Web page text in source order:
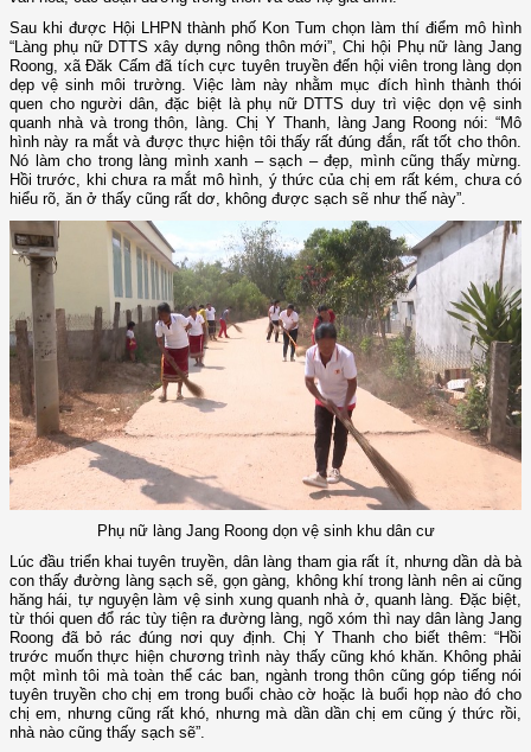
Sau khi được Hội LHPN thành phố Kon Tum chọn làm thí điểm mô hình
“Làng phụ nữ DTTS xây dựng nông thôn mới”, Chi hội Phụ nữ làng Jang
Roong, xã Đăk Cấm đã tích cực tuyên truyền đến hội viên trong làng dọn
dẹp vệ sinh môi trường. Việc làm này nhằm mục đích hình thành thói
quen cho người dân, đặc biệt là phụ nữ DTTS duy trì việc dọn vệ sinh
quanh nhà và trong thôn, làng. Chị Y Thanh, làng Jang Roong nói: “Mô
hình này ra mắt và được thực hiện tôi thấy rất đúng đắn, rất tốt cho thôn.
Nó làm cho trong làng mình xanh – sạch – đẹp, mình cũng thấy mừng.
Hồi trước, khi chưa ra mắt mô hình, ý thức của chị em rất kém, chưa có
hiểu rõ, ăn ở thấy cũng rất dơ, không được sạch sẽ như thế này”.
Phụ nữ làng Jang Roong dọn vệ sinh khu dân cư
Lúc đầu triển khai tuyên truyền, dân làng tham gia rất ít, nhưng dần dà bà
con thấy đường làng sạch sẽ, gọn gàng, không khí trong lành nên ai cũng
hăng hái, tự nguyện làm vệ sinh xung quanh nhà ở, quanh làng. Đặc biệt,
từ thói quen đổ rác tùy tiện ra đường làng, ngõ xóm thì nay dân làng Jang
Roong đã bỏ rác đúng nơi quy định. Chị Y Thanh cho biết thêm: “Hồi
trước muốn thực hiện chương trình này thấy cũng khó khăn. Không phải
một mình tôi mà toàn thể các ban, ngành trong thôn cũng góp tiếng nói
tuyên truyền cho chị em trong buổi chào cờ hoặc là buổi họp nào đó cho
chị em, nhưng cũng rất khó, nhưng mà dần dần chị em cũng ý thức rồi,
nhà nào cũng thấy sạch sẽ”.